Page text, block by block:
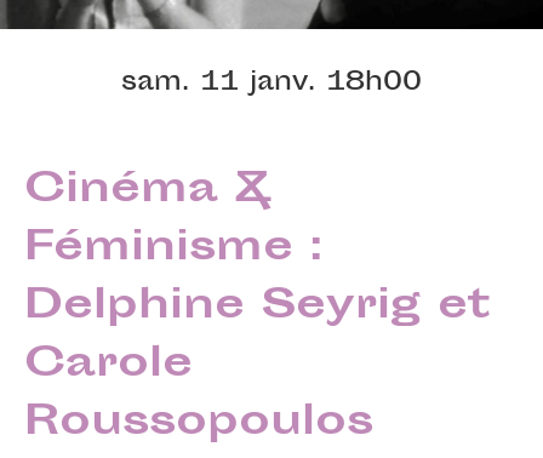
sam. 11 janv. 18h00
Cinéma &
Féminisme :
Delphine Seyrig et
Carole
Roussopoulos